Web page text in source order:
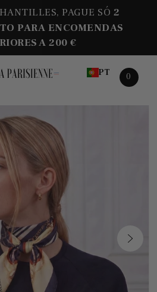
PAGUE SÓ 2
PARA ENCOMENDAS
A 200 €
PT 0